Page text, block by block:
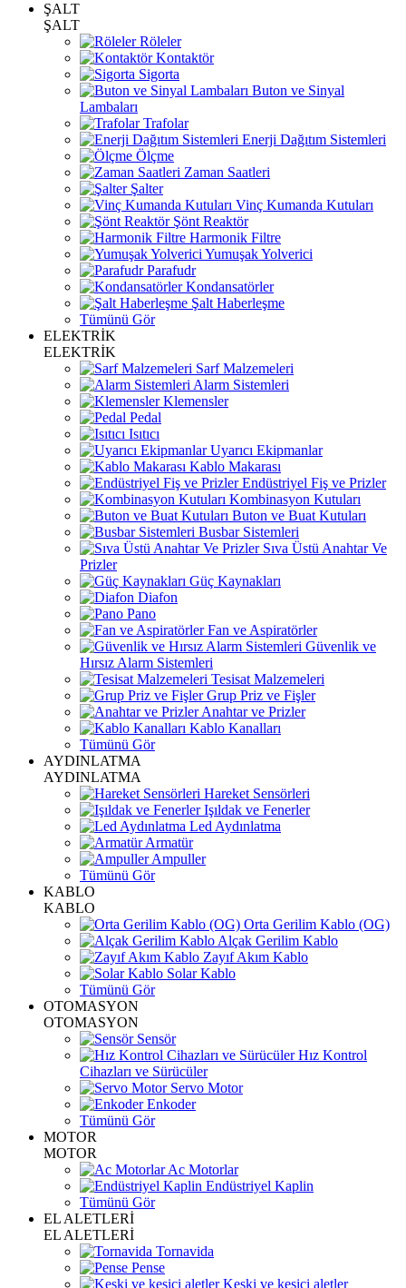
ŞALT
ŞALT
Röleler
Kontaktör
Sigorta
Buton ve Sinyal
Lambaları
Trafolar
Enerji Dağıtım Sistemleri
Ölçme
Zaman Saatleri
Şalter
Vinç Kumanda Kutuları
Şönt Reaktör
Harmonik Filtre
Yumuşak Yolverici
Parafudr
Kondansatörler
Şalt Haberleşme
Tümünü Gör
ELEKTRİK
ELEKTRİK
Sarf Malzemeleri
Alarm Sistemleri
Klemensler
Pedal
Isıtıcı
Uyarıcı Ekipmanlar
Kablo Makarası
Endüstriyel Fiş ve Prizler
Kombinasyon Kutuları
Buton ve Buat Kutuları
Busbar Sistemleri
Sıva Üstü Anahtar Ve
Prizler
Güç Kaynakları
Diafon
Pano
Fan ve Aspiratörler
Güvenlik ve
Hırsız Alarm Sistemleri
Tesisat Malzemeleri
Grup Priz ve Fişler
Anahtar ve Prizler
Kablo Kanalları
Tümünü Gör
AYDINLATMA
AYDINLATMA
Hareket Sensörleri
Işıldak ve Fenerler
Led Aydınlatma
Armatür
Ampuller
Tümünü Gör
KABLO
KABLO
Orta Gerilim Kablo (OG)
Alçak Gerilim Kablo
Zayıf Akım Kablo
Solar Kablo
Tümünü Gör
OTOMASYON
OTOMASYON
Sensör
Hız Kontrol
Cihazları ve Sürücüler
Servo Motor
Enkoder
Tümünü Gör
MOTOR
MOTOR
Ac Motorlar
Endüstriyel Kaplin
Tümünü Gör
EL ALETLERİ
EL ALETLERİ
Tornavida
Pense
Keski ve kesici aletler